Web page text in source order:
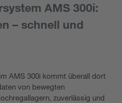
AMS 300i:
– schnell und
AMS 300i kommt überall dort
von bewegten
zuverlässig und